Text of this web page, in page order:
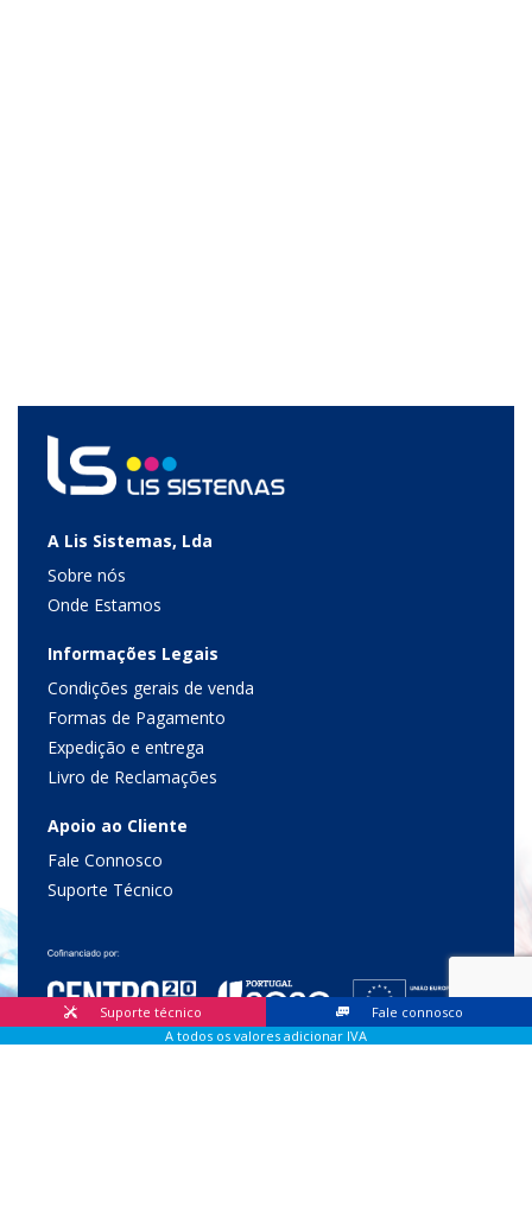
A Lis Sistemas, Lda
Sobre nós
Onde Estamos
Informações Legais
Condições gerais de venda
Formas de Pagamento
Expedição e entrega
Livro de Reclamações
Apoio ao Cliente
Fale Connosco
Suporte Técnico
Suporte técnico
Fale connosco
A todos os valores adicionar IVA